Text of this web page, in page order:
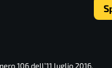
106 dell’11 luglio 2016.